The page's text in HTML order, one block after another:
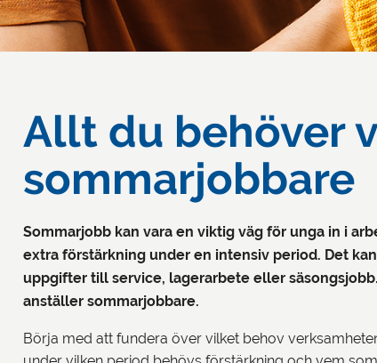
Allt du behöver
sommarjobbare
Sommarjobb kan vara en viktig väg för unga in i
extra förstärkning under en intensiv period. Det
uppgifter till service, lagerarbete eller
anställer sommarjobbare.
Börja med att fundera över vilket behov